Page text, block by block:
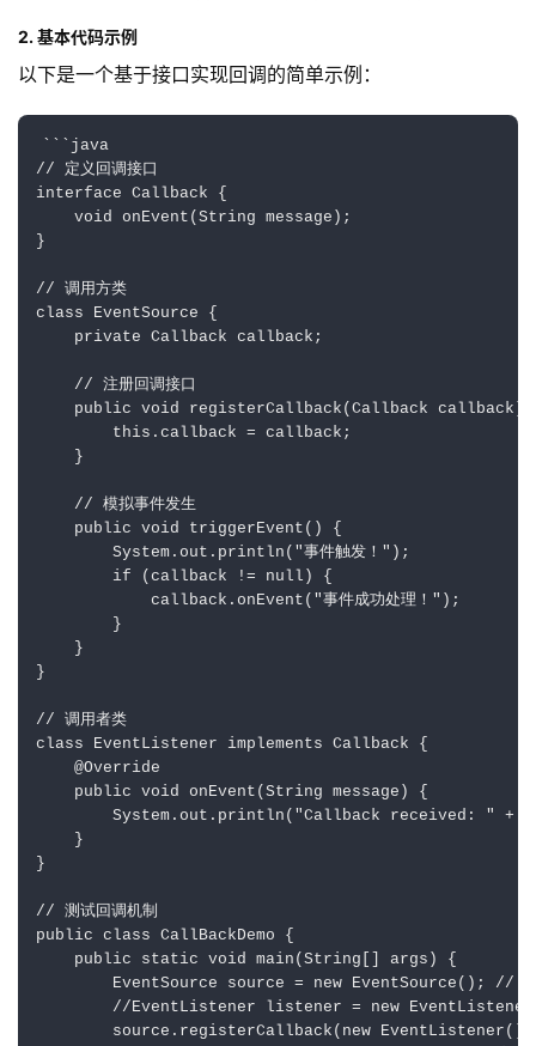
2. 基本代码示例
以下是一个基于接口实现回调的简单示例：
```java
// 定义回调接口
interface Callback {
    void onEvent(String message);
}
// 调用方类
class EventSource {
    private Callback callback;
    // 注册回调接口
public void registerCallback(Callback callback)
        this.callback = callback;
    }
    // 模拟事件发生
    public void triggerEvent() {
        System.out.println("事件触发！");
        if (callback != null) {
            callback.onEvent("事件成功处理！");
        }
    }
}
// 调用者类
class EventListener implements Callback {
    @Override
    public void onEvent(String message) {
System.out.println("Callback received: " +
    }
}
// 测试回调机制
public class CallBackDemo {
    public static void main(String[] args) {
EventSource source = new EventSource(); //
//EventListener listener = new
source.registerCallback(new